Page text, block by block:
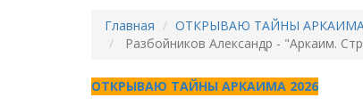
Главная ОТКРЫВАЮ ТАЙНЫ
Разбойников Александр - "Аркаим.
ОТКРЫВАЮ ТАЙНЫ АРКАИМА 2026